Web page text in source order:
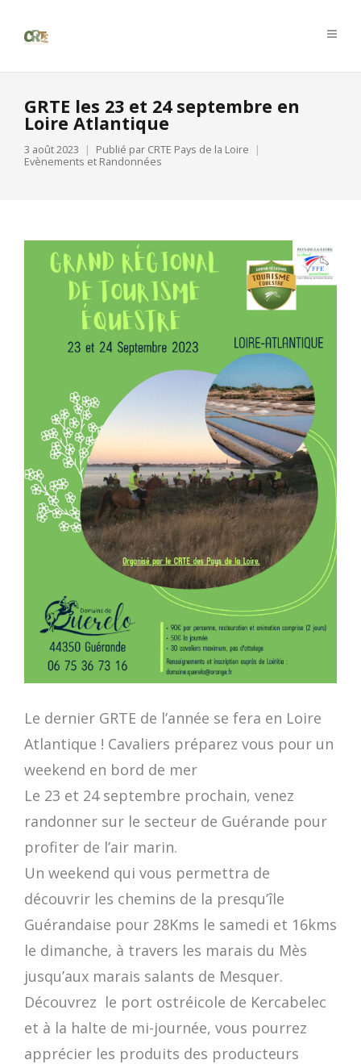
GRTE les 23 et 24 septembre en
Loire Atlantique
3 août 2023 Publié par CRTE Pays de la Loire
Evènements et Randonnées
Le dernier GRTE de l’année se fera en Loire
Atlantique ! Cavaliers préparez vous pour un
weekend en bord de mer
Le 23 et 24 septembre prochain, venez
randonner sur le secteur de Guérande pour
profiter de l’air marin.
Un weekend qui vous permettra de
découvrir les chemins de la presqu’île
Guérandaise pour 28Kms le samedi et 16kms
le dimanche, à travers les marais du Mès
jusqu’aux marais salants de Mesquer.
Découvrez le port ostréicole de Kercabelec
et à la halte de mi-journée, vous pourrez
apprécier les produits des producteurs